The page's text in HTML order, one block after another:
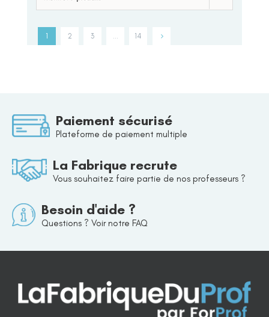
1 2 3 14
Paiement sécurisé
Plateforme de paiement multiple
La Fabrique recrute
Vous souhaitez faire partie de nos professeurs ?
Besoin d'aide ?
Questions ? Voir notre FAQ